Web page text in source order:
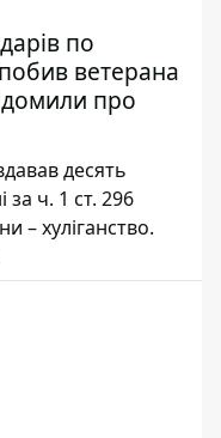
по
ветерана
про
десять
за ч. 1 ст. 296
– хуліганство.